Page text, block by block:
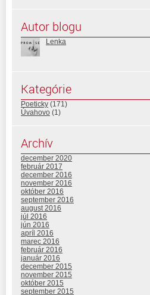
Autor blogu
Lenka
Kategórie
Poeticky (171)
Úvahovo (1)
Archív
december 2020
február 2017
december 2016
november 2016
október 2016
september 2016
august 2016
júl 2016
jún 2016
apríl 2016
marec 2016
február 2016
január 2016
december 2015
november 2015
október 2015
september 2015